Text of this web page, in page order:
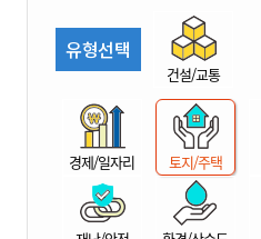
시
산
유형선택
건설/교통
경제/일자리 토지/주택